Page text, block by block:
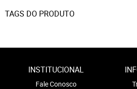
TAGS DO PRODUTO
INSTITUCIONAL
Fale Conosco